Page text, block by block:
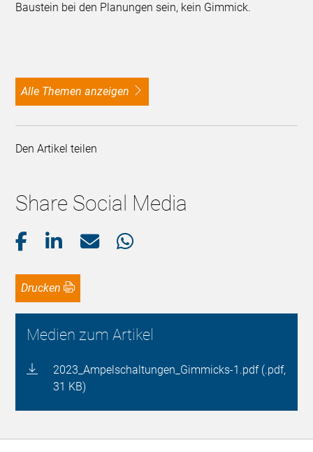
Baustein bei den Planungen sein, kein Gimmick.
alle Themen anzeigen
Den Artikel teilen
Share Social Media
Drucken
Medien zum Artikel
2023_Ampelschaltungen_Gimmicks-1.pdf (.pdf,
31 KB)